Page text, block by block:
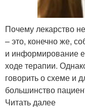
Почему лекарство
– это, конечно же,
и информирование
ходе терапии.
говорить о схеме и
большинство
Читать далее